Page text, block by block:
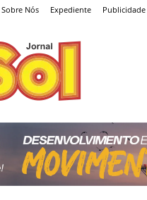
Sobre Nós Expediente Publicidade
Jornal
O
Sol